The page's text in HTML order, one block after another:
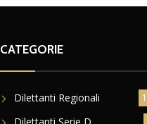
CATEGORIE
Dilettanti Regionali